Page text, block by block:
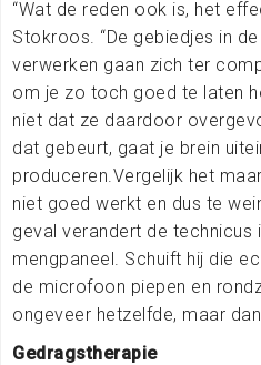
“Wat de reden ook is, het
Stokroos. “De gebiedjes in
verwerken gaan zich ter
om je zo toch goed te laten
niet dat ze daardoor
dat gebeurt, gaat je brein
produceren.Vergelijk het
niet goed werkt en dus te
geval verandert de
mengpaneel. Schuift hij die
de microfoon piepen en
ongeveer hetzelfde, maar
Gedragstherapie